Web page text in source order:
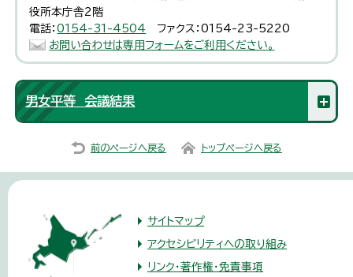
役所本庁舎2階
電話：0154-31-4504
ファクス：0154-23-5220
お問い合わせは専用フォームをご利用ください。
男女平等 会議結果
前のページへ戻る トップページへ戻る
サイトマップ
アクセシビリティへの取り組み
リンク・著作権・免責事項